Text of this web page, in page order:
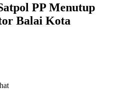
PP Menutup
Balai Kota